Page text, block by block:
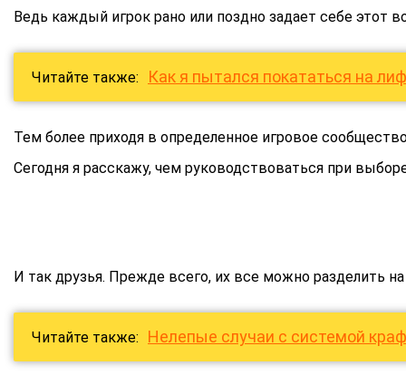
Ведь каждый игрок рано или поздно задает себе этот
Читайте также: Как я пытался покататься на
Тем более приходя в определенное игровое
Сегодня я расскажу, чем руководствоваться при
И так друзья. Прежде всего, их все можно разделить
Читайте также: Нелепые случаи с системой